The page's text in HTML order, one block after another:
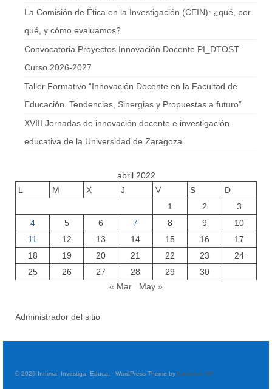
La Comisión de Ética en la Investigación (CEIN): ¿qué, por
qué, y cómo evaluamos?
Convocatoria Proyectos Innovación Docente PI_DTOST
Curso 2026-2027
Taller Formativo “Innovación Docente en la Facultad de
Educación. Tendencias, Sinergias y Propuestas a futuro”
XVIII Jornadas de innovación docente e investigación
educativa de la Universidad de Zaragoza
abril 2022
L
M X J V S
D
1
2
3
4
5 6 7 8 9
10
11
12 13 14 15 16
17
18
19 20 21 22 23
24
25
26 27 28 29
30
« Mar
May »
Administrador del sitio
© 2026 Innova. Investiga. Educa. - WordPress Theme by Kadence WP